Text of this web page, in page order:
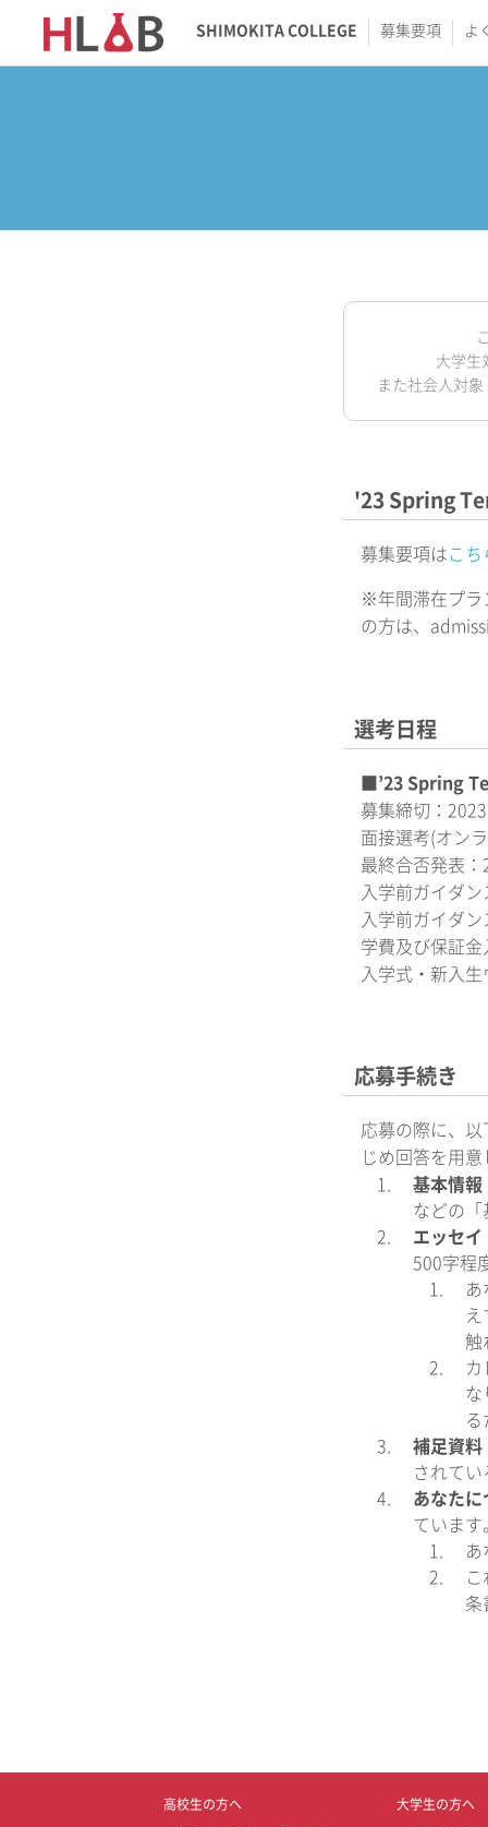
SHIMOKITA COLLEGE 募集要項 よ
大学生
また社会人対
'23 Spring
募集要項は こち
※年間滞在プラ
の方は、
選考日程
■’23 Spring
募集締切：
面接選考(オン
最終合否発表
入学前ガイダ
入学前ガイダ
学費及び保証
入学式・新入
応募手続き
応募の際に、
じめ回答を用
基本情報
などの「
エッセイ
500字程
あ
触
カ
な
る
補足資料
されて
あなたに
ています
あ
条
高校生の方へ 大学生の方へ